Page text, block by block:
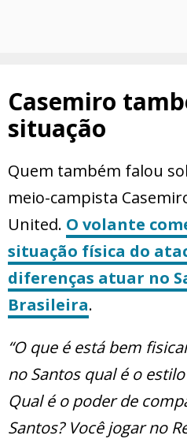
Casemiro
situação
Quem também falou
meio-campista
United. O volante
situação física do
diferenças atuar no
Brasileira.
“O que é está bem
no Santos qual é o
Qual é o poder de
Santos? Você jogar no